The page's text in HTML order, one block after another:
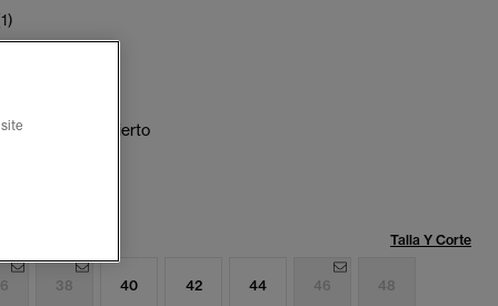
roto hueso desierto
Talla Y Corte
38 40 42 44 46 48